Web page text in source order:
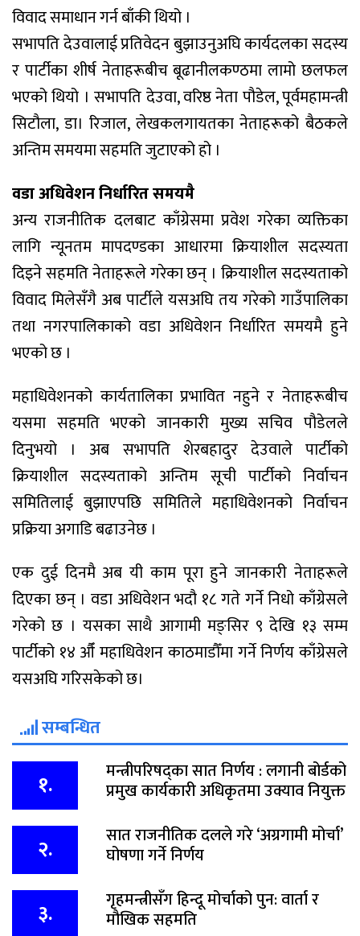
विवाद समाधान गर्न बाँकी थियो ।
सभापति देउवालाई प्रतिवेदन बुझाउनुअघि कार्यदलका सदस्य
र पार्टीका शीर्ष नेताहरूबीच बूढानीलकण्ठमा लामो छलफल
भएको थियो । सभापति देउवा, वरिष्ठ नेता पौडेल, पूर्वमहामन्त्री
सिटौला, डा। रिजाल, लेखकलगायतका नेताहरूको बैठकले
अन्तिम समयमा सहमति जुटाएको हो ।
वडा अधिवेशन निर्धारित समयमै
अन्य राजनीतिक दलबाट काँग्रेसमा प्रवेश गरेका व्यक्तिका
लागि न्यूनतम मापदण्डका आधारमा क्रियाशील सदस्यता
दिइने सहमति नेताहरूले गरेका छन् । क्रियाशील सदस्यताको
विवाद मिलेसँगै अब पार्टीले यसअघि तय गरेको गाउँपालिका
तथा नगरपालिकाको वडा अधिवेशन निर्धारित समयमै हुने
भएको छ ।
महाधिवेशनको कार्यतालिका प्रभावित नहुने र नेताहरूबीच
यसमा सहमति भएको जानकारी मुख्य सचिव पौडेलले
दिनुभयो । अब सभापति शेरबहादुर देउवाले पार्टीको
क्रियाशील सदस्यताको अन्तिम सूची पार्टीको निर्वाचन
समितिलाई बुझाएपछि समितिले महाधिवेशनको निर्वाचन
प्रक्रिया अगाडि बढाउनेछ ।
एक दुई दिनमै अब यी काम पूरा हुने जानकारी नेताहरूले
दिएका छन् । वडा अधिवेशन भदौ १८ गते गर्ने निधो काँग्रेसले
गरेको छ । यसका साथै आगामी मङ्सिर ९ देखि १३ सम्म
पार्टीको १४ औँ महाधिवेशन काठमाडौँमा गर्ने निर्णय काँग्रेसले
यसअघि गरिसकेको छ।
सम्बन्धित
१. मन्त्रीपरिषद्का सात निर्णय : लगानी बोर्डको
प्रमुख कार्यकारी अधिकृतमा उक्याव नियुक्त
२. सात राजनीतिक दलले गरे ‘अग्रगामी मोर्चा’
घोषणा गर्ने निर्णय
३. गृहमन्त्रीसँग हिन्दू मोर्चाको पुन: वार्ता र
मौखिक सहमति